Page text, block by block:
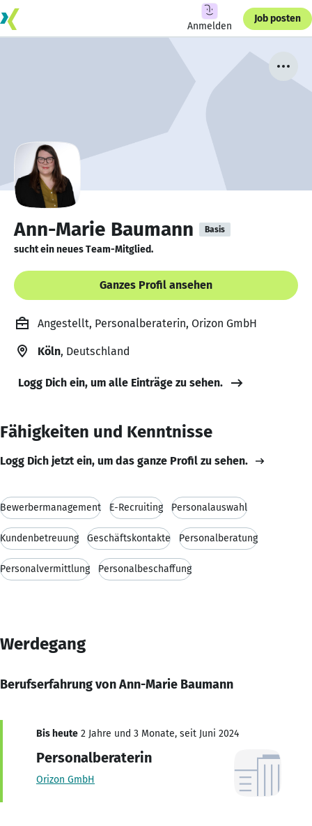
Anmelden
Job posten
Ann-Marie Baumann Basis
sucht ein neues Team-Mitglied.
Ganzes Profil ansehen
Angestellt, Personalberaterin, Orizon GmbH
Köln, Deutschland
Logg Dich ein, um alle Einträge zu sehen.
Fähigkeiten und Kenntnisse
Logg Dich jetzt ein, um das ganze Profil zu sehen.
Bewerbermanagement E-Recruiting Personalauswahl
Kundenbetreuung Geschäftskontakte Personalberatung
Personalvermittlung Personalbeschaffung
Werdegang
Berufserfahrung von Ann-Marie Baumann
Bis heute 2 Jahre und 3 Monate, seit Juni 2024
Personalberaterin
Orizon GmbH